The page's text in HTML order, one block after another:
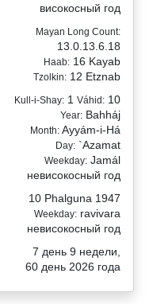
високосный год
Mayan Long Count:
13.0.13.6.18
Haab: 16 Kayab
Tzolkin: 12 Etznab
Kull-i-Shay: 1 Váhid: 10
Year: Bahháj
Month: Ayyám-i-Há
Day: `Azamat
Weekday: Jamál
невисокосный год
10 Phalguna 1947
Weekday: ravivara
невисокосный год
7 день 9 недели,
60 день 2026 года